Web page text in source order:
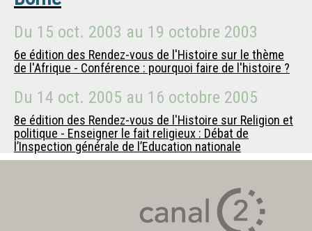
Du 15 oct. 2003 au 19 octobre 2003
6e édition des Rendez-vous de l'Histoire sur le thème
de l'Afrique - Conférence : pourquoi faire de l'histoire ?
Du 14 oct. 2005 au 16 octobre 2005
8e édition des Rendez-vous de l'Histoire sur Religion et
politique - Enseigner le fait religieux : Débat de
l’Inspection générale de l’Education nationale